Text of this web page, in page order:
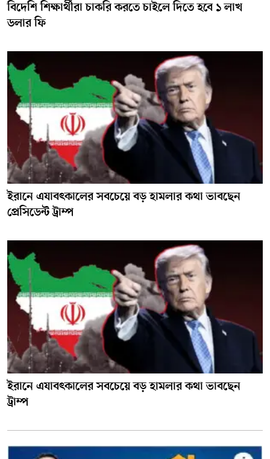
বিদেশি শিক্ষার্থীরা চাকরি করতে চাইলে দিতে হবে ১ লাখ
ডলার ফি
ইরানে এযাবৎকালের সবচেয়ে বড় হামলার কথা ভাবছেন
প্রেসিডেন্ট ট্রাম্প
ইরানে এযাবৎকালের সবচেয়ে বড় হামলার কথা ভাবছেন
ট্রাম্প